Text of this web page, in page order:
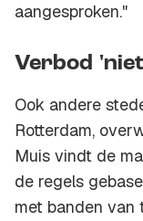
aangesproken."
Verbod
Ook andere
Rotterdam,
Muis vindt de
de regels
met banden van